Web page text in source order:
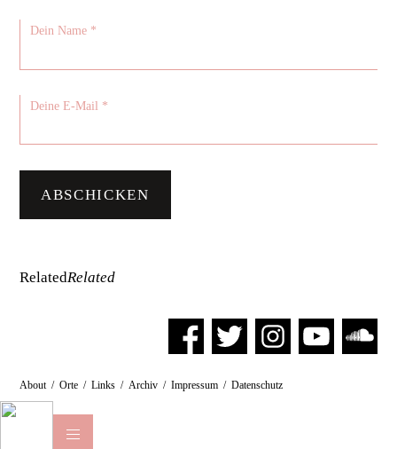
RelatedRelated
About / Orte / Links / Archiv / Impressum / Datenschutz